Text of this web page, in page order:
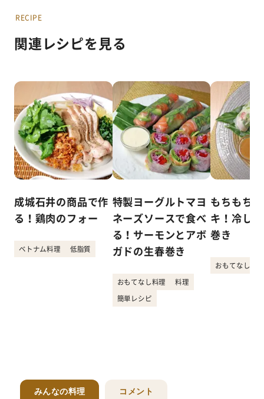
RECIPE
関連レシピを見る
成城石井の商品で作
る！鶏肉のフォー
ベトナム料理 低脂質
特製ヨーグルトマヨ
ネーズソースで食べ
る！サーモンとアボ
ガドの生春巻き
おもてなし料理 料理
簡単レシピ
もちもち
キ！冷し
巻き
おもてなし料理
みんなの料理 コメント